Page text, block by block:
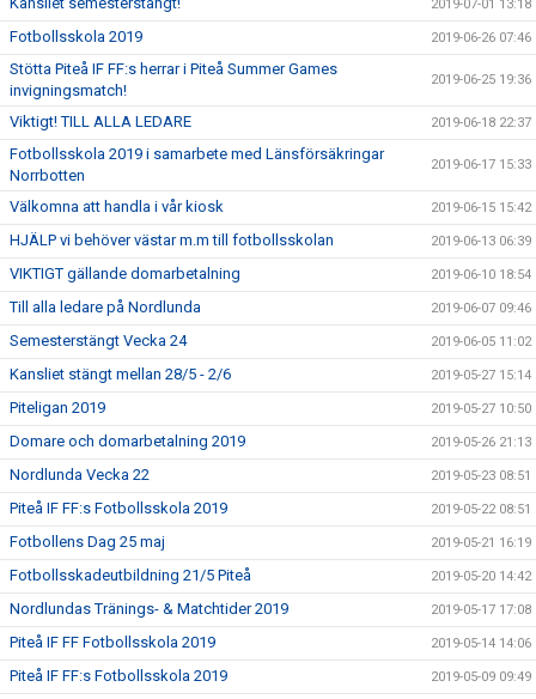
2019-07-01 13:18
Fotbollsskola 2019 2019-06-26 07:46
Stötta Piteå IF FF:s herrar i Piteå Summer Games
invigningsmatch!
2019-06-25 19:36
Viktigt! TILL ALLA LEDARE 2019-06-18 22:37
Fotbollsskola 2019 i samarbete med Länsförsäkringar
Norrbotten
2019-06-17 15:33
Välkomna att handla i vår kiosk 2019-06-15 15:42
HJÄLP vi behöver västar m.m till fotbollsskolan 2019-06-13 06:39
VIKTIGT gällande domarbetalning 2019-06-10 18:54
Till alla ledare på Nordlunda 2019-06-07 09:46
Semesterstängt Vecka 24 2019-06-05 11:02
Kansliet stängt mellan 28/5 - 2/6 2019-05-27 15:14
Piteligan 2019 2019-05-27 10:50
Domare och domarbetalning 2019 2019-05-26 21:13
Nordlunda Vecka 22 2019-05-23 08:51
Piteå IF FF:s Fotbollsskola 2019 2019-05-22 08:51
Fotbollens Dag 25 maj 2019-05-21 16:19
Fotbollsskadeutbildning 21/5 Piteå 2019-05-20 14:42
Nordlundas Tränings- & Matchtider 2019 2019-05-17 17:08
Piteå IF FF Fotbollsskola 2019 2019-05-14 14:06
Piteå IF FF:s Fotbollsskola 2019 2019-05-09 09:49